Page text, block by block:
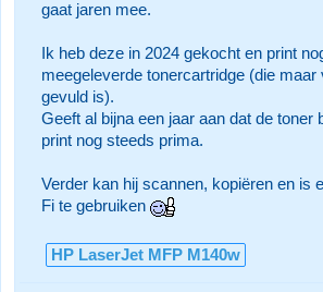
gaat jaren mee.
Ik heb deze in 2024 gekocht en print
meegeleverde tonercartridge (die maar
gevuld is).
Geeft al bijna een jaar aan dat de toner
print nog steeds prima.
Verder kan hij scannen, kopiëren en is
Fi te gebruiken
HP LaserJet MFP M140w